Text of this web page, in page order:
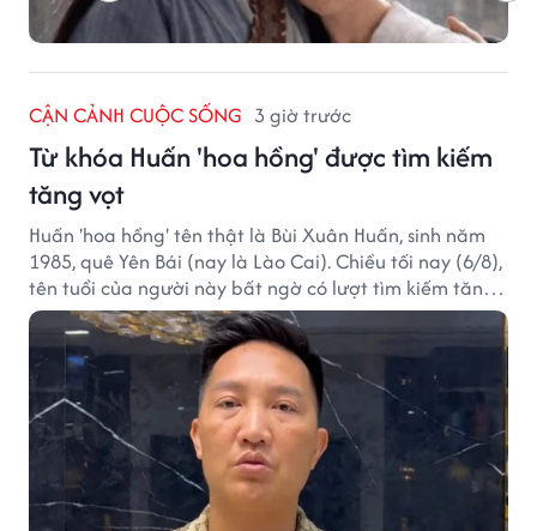
CẬN CẢNH CUỘC SỐNG 3 giờ trước
Từ khóa Huấn 'hoa hồng' được tìm kiếm
tăng vọt
Huấn 'hoa hồng' tên thật là Bùi Xuân Huấn, sinh năm
1985, quê Yên Bái (nay là Lào Cai). Chiều tối nay (6/8),
tên tuổi của người này bất ngờ có lượt tìm kiếm tăng
vọt.